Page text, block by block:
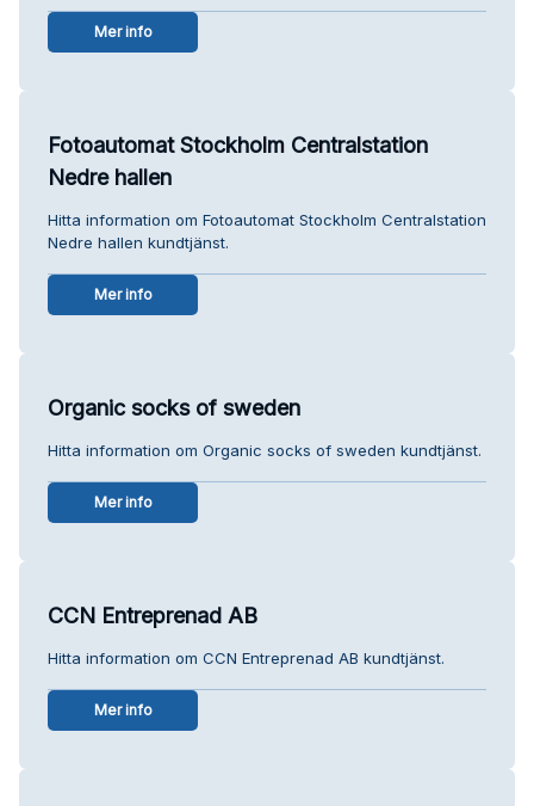
Mer info
Fotoautomat Stockholm Centralstation
Nedre hallen
Hitta information om Fotoautomat Stockholm Centralstation
Nedre hallen kundtjänst.
Mer info
Organic socks of sweden
Hitta information om Organic socks of sweden kundtjänst.
Mer info
CCN Entreprenad AB
Hitta information om CCN Entreprenad AB kundtjänst.
Mer info